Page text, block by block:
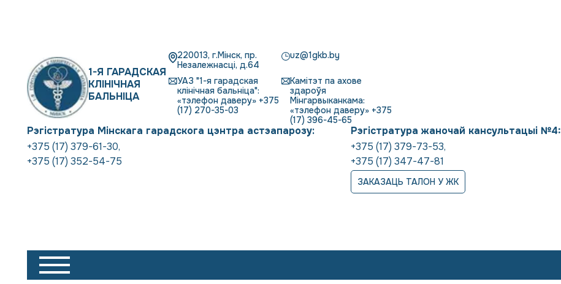
1-Я ГАРАДСКАЯ
КЛІНІЧНАЯ
БАЛЬНІЦА
220013, г.Мінск, пр.
Незалежнасці, д.64
uz@1gkb.by
УАЗ "1-я гарадская
клінічная бальніца":
«тэлефон даверу» +375
(17) 270-35-03
Камітэт па ахове
здароўя
Мінгарвыканкама:
«тэлефон даверу» +375
(17) 396-45-65
Рэгістратура Мінскага гарадскога цэнтра астэапарозу:
+375 (17) 379-61-30,
+375 (17) 352-54-75
Рэгістратура жаночай кансультацыі №4:
+375 (17) 379-73-53,
+375 (17) 347-47-81
ЗАКАЗАЦЬ ТАЛОН У ЖК